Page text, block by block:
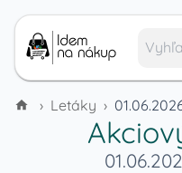
› Letáky ›